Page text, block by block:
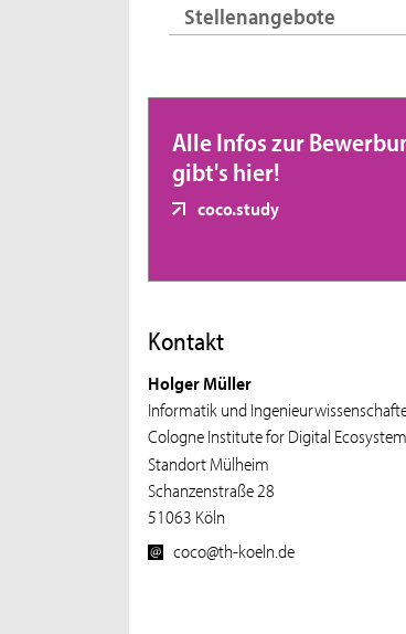
Stellenangebote
Alle Infos zur
gibt's hier!
coco.study
Kontakt
Holger Müller
Informatik und
Cologne Institute for Digital
Standort Mülheim
Schanzenstraße 28
51063 Köln
coco@th-koeln.de